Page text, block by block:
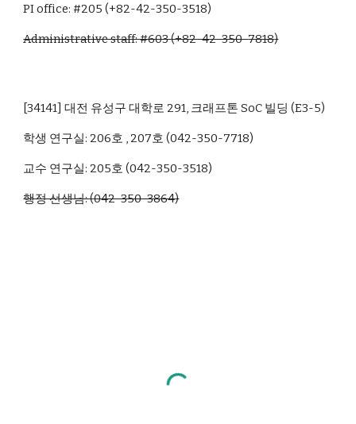
PI office: #205 (+82-42-350-3518)
Administrative staff: #603(+82-42-350-7818)
[34141]대전 유성구 대학로 291, 크래프톤 SoC 빌딩 (E3-5)
학생 연구실: 206호 , 207호 (042-350-7718)
교수 연구실: 205호 (042-350-3518)
행정 선생님: (042-350-3864)